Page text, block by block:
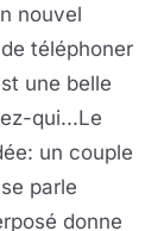
nouvel
téléphoner
une belle
qui...Le
un couple
parle
donne